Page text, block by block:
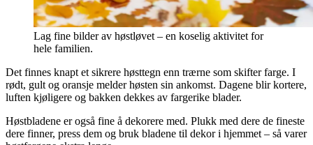
Lag fine bilder av høstløvet – en koselig aktivitet for
hele familien.
Det finnes knapt et sikrere høsttegn enn trærne som skifter farge. I
rødt, gult og oransje melder høsten sin ankomst. Dagene blir kortere,
luften kjøligere og bakken dekkes av fargerike blader.
Høstbladene er også fine å dekorere med. Plukk med dere de fineste
dere finner, press dem og bruk bladene til dekor i hjemmet – så varer